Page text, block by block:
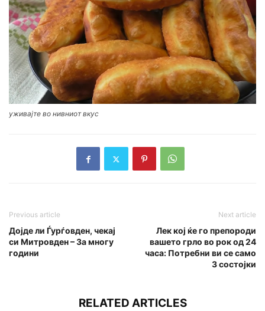
уживајте во нивниот вкус
Previous article
Дојде ли Ѓурѓовден, чекај
си Митровден – За многу
години
Next article
Лек кој ќе го препороди
вашето грло во рок од 24
часа: Потребни ви се само
3 состојки
RELATED ARTICLES